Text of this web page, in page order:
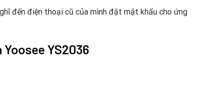
đến điện thoại cũ của mình đặt mật khẩu cho ứng
YS2036